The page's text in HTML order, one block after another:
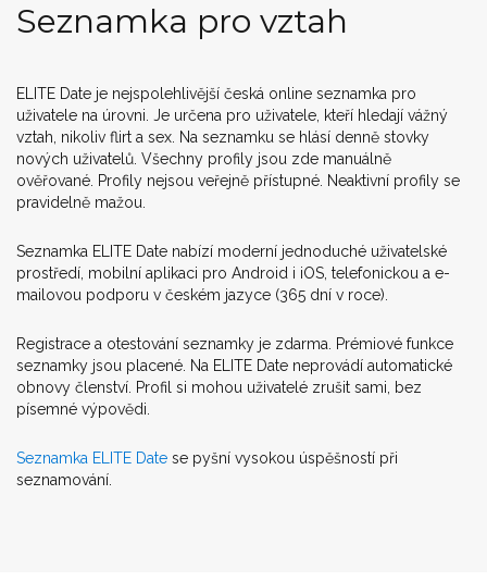
Seznamka pro vztah
ELITE Date je nejspolehlivější česká online seznamka pro
uživatele na úrovni. Je určena pro uživatele, kteří hledají vážný
vztah, nikoliv flirt a sex. Na seznamku se hlásí denně stovky
nových uživatelů. Všechny profily jsou zde manuálně
ověřované. Profily nejsou veřejně přístupné. Neaktivní profily se
pravidelně mažou.
Seznamka ELITE Date nabízí moderní jednoduché uživatelské
prostředí, mobilní aplikaci pro Android i iOS, telefonickou a e-
mailovou podporu v českém jazyce (365 dní v roce).
Registrace a otestování seznamky je zdarma. Prémiové funkce
seznamky jsou placené. Na ELITE Date neprovádí automatické
obnovy členství. Profil si mohou uživatelé zrušit sami, bez
písemné výpovědi.
Seznamka ELITE Date se pyšní vysokou úspěšností při
seznamování.